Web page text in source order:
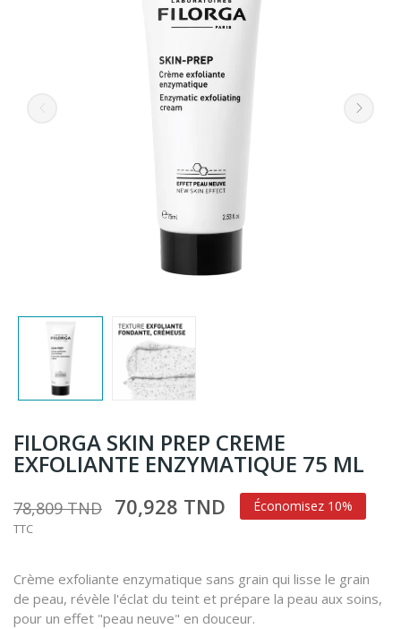
FILORGA SKIN PREP CREME
EXFOLIANTE ENZYMATIQUE 75 ML
78,809 TND 70,928 TND Économisez 10%
TTC
Crème exfoliante enzymatique sans grain qui lisse le grain
de peau, révèle l'éclat du teint et prépare la peau aux soins,
pour un effet "peau neuve" en douceur.